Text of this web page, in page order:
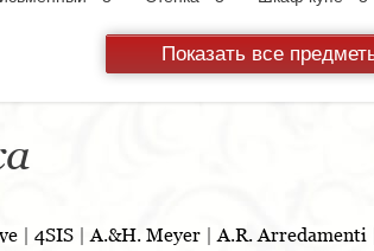
для TV - 3Газетница - 2
Предмет интерьера - 2Пантограф -
Стойка ресепшен - 1Варочная
1Корзина - 1Держатель для обуви - 1
Показать все
| 4SIS| A.&H. Meyer| A.R. Arredamenti